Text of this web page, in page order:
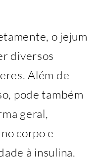
o jejum
diversos
Além de
pode também
geral,
corpo e
à insulina.